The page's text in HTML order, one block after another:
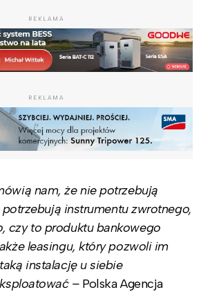
REKLAMA
REKLAMA
nam, że nie potrzebują
instrumentu zwrotnego,
czy to produktu bankowego
leasingu, który pozwoli im
instalację u siebie
–Polska Agencja